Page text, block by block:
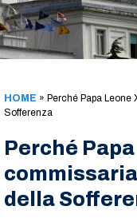
HOME » Perché Papa Leone
Sofferenza
Perché
della